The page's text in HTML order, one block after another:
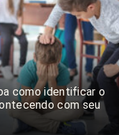
como identificar o
com seu